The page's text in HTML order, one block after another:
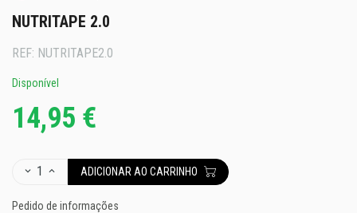
NUTRITAPE 2.0
REF: NUTRITAPE2.0
Disponível
14,95 €
1 ADICIONAR AO CARRINHO
Pedido de informações